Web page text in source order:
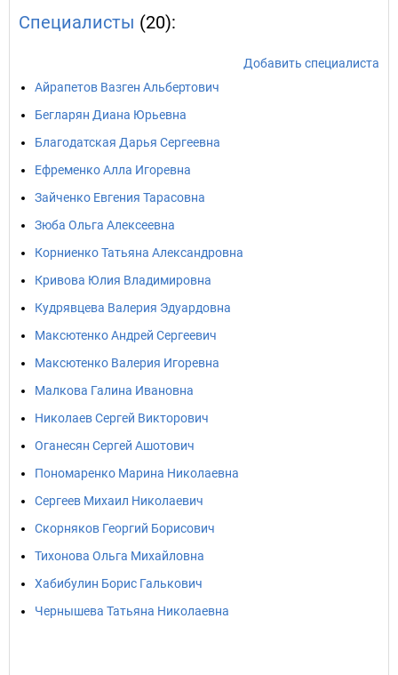
Специалисты (20):
Добавить специалиста
Айрапетов Вазген Альбертович
Бегларян Диана Юрьевна
Благодатская Дарья Сергеевна
Ефременко Алла Игоревна
Зайченко Евгения Тарасовна
Зюба Ольга Алексеевна
Корниенко Татьяна Александровна
Кривова Юлия Владимировна
Кудрявцева Валерия Эдуардовна
Максютенко Андрей Сергеевич
Максютенко Валерия Игоревна
Малкова Галина Ивановна
Николаев Сергей Викторович
Оганесян Сергей Ашотович
Пономаренко Марина Николаевна
Сергеев Михаил Николаевич
Скорняков Георгий Борисович
Тихонова Ольга Михайловна
Хабибулин Борис Галькович
Чернышева Татьяна Николаевна